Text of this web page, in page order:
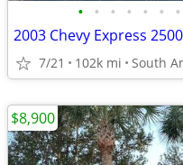
• • • • • • •
2003 Chevy Express
7/21 102k mi South
$8,900